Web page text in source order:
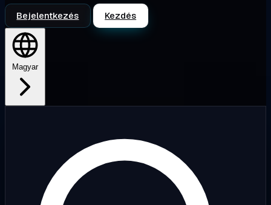
Bejelentkezés Kezdés
Magyar